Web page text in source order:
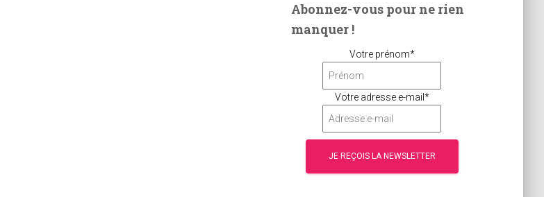
Abonnez-vous pour ne rien
manquer !
Votre prénom*
Votre adresse e-mail*